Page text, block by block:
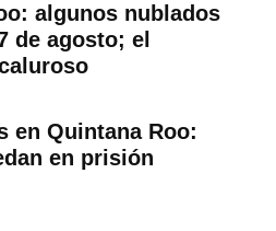
algunos nublados
de agosto; el
en Quintana Roo:
en prisión